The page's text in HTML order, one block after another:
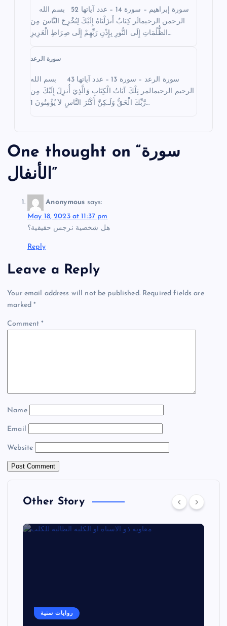
n
الرحمن الرحيمالَر كِتَابٌ أَنزَلْنَاهُ إِلَيْكَ لِتُخْرِجَ النَّاسَ مِنَ
الظُّلُمَاتِ إِلَى النُّورِ بِإِذْنِ رَبِّهِمْ إِلَى صِرَاطِ الْعَزِيزِ…
سورة الرعد
سورة الرعد – سورة 13 – عدد آياتها 43 بسم الله
الرحيم الرحيمالمر تِلْكَ آيَاتُ الْكِتَابِ وَالَّذِيَ أُنزِلَ إِلَيْكَ مِن
رَّبِّكَ الْحَقُّ وَلَـكِنَّ أَكْثَرَ النَّاسِ لاَ يُؤْمِنُونَ 1…
One thought on “سورة
الأنفال”
Anonymous says:
May 18, 2023 at 11:37 pm
هل شخصية نرجس حقيقية؟
Reply
Leave a Reply
Your email address will not be published. Required fields are
marked*
Comment*
Name
Email
Website
Other Story
روايات سنية